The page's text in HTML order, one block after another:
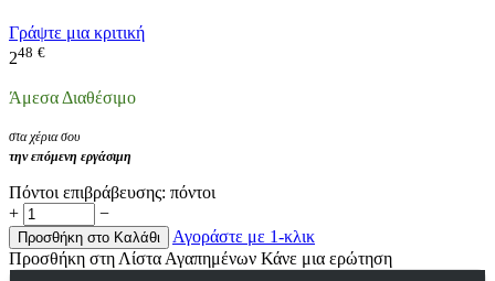
Γράψτε μια κριτική
248 €
Άμεσα Διαθέσιμο
στα χέρια σου
την επόμενη εργάσιμη
Πόντοι επιβράβευσης: πόντοι
+
−
Προσθήκη στο Καλάθι
Αγοράστε με 1-κλικ
Προσθήκη στη Λίστα Αγαπημένων Κάνε μια ερώτηση